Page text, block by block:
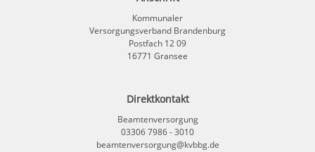
Kommunaler
Versorgungsverband Brandenburg
Postfach 12 09
16771 Gransee
Direktkontakt
Beamtenversorgung
03306 7986 - 3010
beamtenversorgung@kvbbg.de